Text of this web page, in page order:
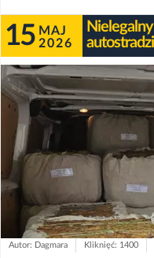
15 MAJ
2026
Autor: Dagmara Kliknięć: 1400